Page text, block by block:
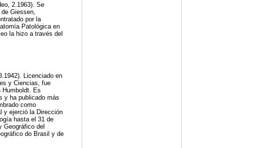
2.1963). Se
Giessen,
por la
Patológica en
la hizo a través del
Licenciado en
y Ciencias, fue
Humboldt. Es
y ha publicado más
como
y ejerció la Dirección
hasta el 31 de
Geográfico del
do Brasil y de